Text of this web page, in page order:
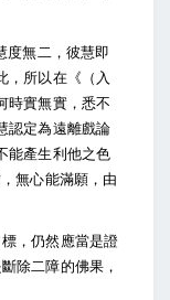
度無二，彼慧即
，所以在《（入
時實無實，悉不
認定為遠離戲論
能產生利他之色
無心能滿願，由
，仍然應當是證
除二障的佛果，